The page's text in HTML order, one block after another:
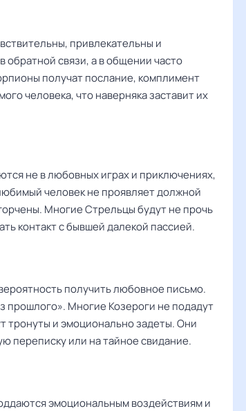
привлекательны и
связи, а в общении часто
получат послание, комплимент
человека, что наверняка заставит их
не в любовных играх и приключениях,
человек не проявляет должной
Многие Стрельцы будут не прочь
контакт с бывшей далекой пассией.
получить любовное письмо.
прошлого». Многие Козероги не подадут
тронуты и эмоционально задеты. Они
переписку или на тайное свидание.
эмоциональным воздействиям и